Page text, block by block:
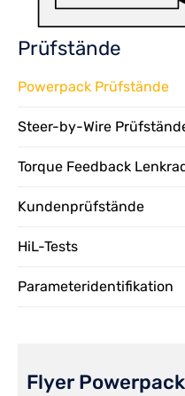
Prüfstände
Powerpack Prüfstände
Steer-by-Wire
Torque Feedback
Kundenprüfstände
HiL-Tests
Parameteridentifikation
Flyer